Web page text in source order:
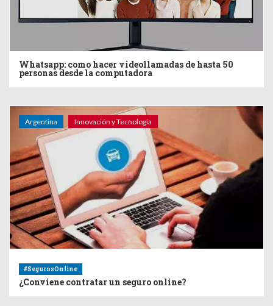
Whatsapp: como hacer videollamadas de hasta 50
personas desde la computadora
Argentina Innovación y Tecnología
#SegurosOnline
¿Conviene contratar un seguro online?